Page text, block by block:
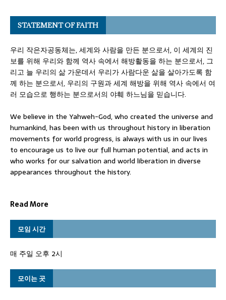
STATEMENT OF FAITH
우리 작은자공동체는, 세계와 사람을 만든 분으로서, 이 세계의 진
보를 위해 우리와 함께 역사 속에서 해방활동을 하는 분으로서, 그
리고 늘 우리의 삶 가운데서 우리가 사람다운 삶을 살아가도록 함
께 하는 분으로서, 우리의 구원과 세계 해방을 위해 역사 속에서 여
러 모습으로 행하는 분으로서의 야훼 하느님을 믿습니다.
We believe in the Yahweh-God, who created the universe and
humankind, has been with us throughout history in liberation
movements for world progress, is always with us in our lives
to encourage us to live our full human potential, and acts in
who works for our salvation and world liberation in diverse
appearances throughout the history.
Read More
모임 시간
매 주일 오후 2시
모이는 곳